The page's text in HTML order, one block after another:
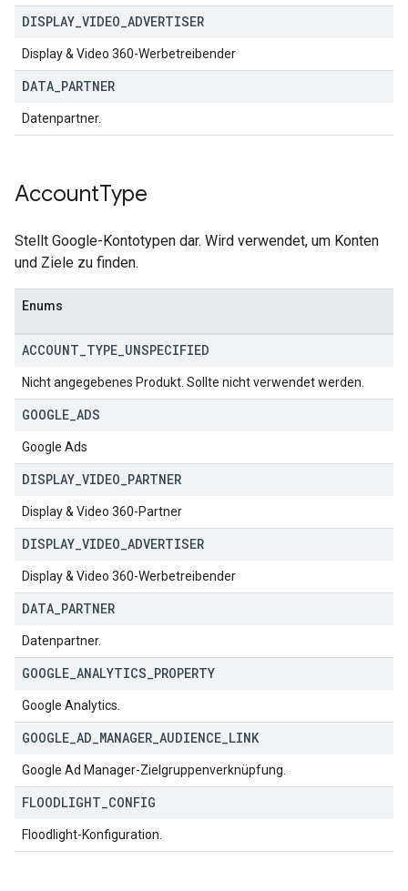
DISPLAY VIDEO ADVERTISER
Display & Video 360-Werbetreibender
DATA PARTNER
Datenpartner.
AccountType
Stellt Google-Kontotypen dar. Wird verwendet, um Konten
und Ziele zu finden.
Enums
ACCOUNT TYPE UNSPECIFIED
Nicht angegebenes Produkt. Sollte nicht verwendet werden.
GOOGLE ADS
Google Ads
DISPLAY VIDEO PARTNER
Display & Video 360-Partner
DISPLAY VIDEO ADVERTISER
Display & Video 360-Werbetreibender
DATA PARTNER
Datenpartner.
GOOGLE ANALYTICS PROPERTY
Google Analytics.
GOOGLE AD MANAGER AUDIENCE LINK
Google Ad Manager-Zielgruppenverknüpfung.
FLOODLIGHT CONFIG
Floodlight-Konfiguration.